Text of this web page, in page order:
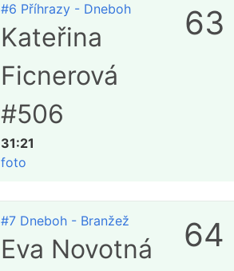
#6 Příhrazy - Dneboh
Kateřina
Ficnerová
#506
31:21
foto
63
#7 Dneboh - Branžež
Eva Novotná
64